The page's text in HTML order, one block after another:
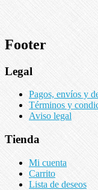
Footer
Legal
Pagos, envíos y
Términos y
Aviso legal
Tienda
Mi cuenta
Carrito
Lista de deseos